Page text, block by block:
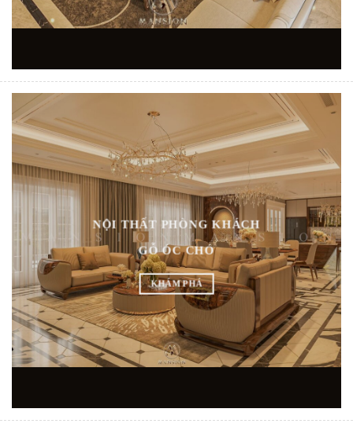
NỘI THẤT PHÒNG KHÁCH
GỖ ÓC CHÓ
KHÁM PHÁ